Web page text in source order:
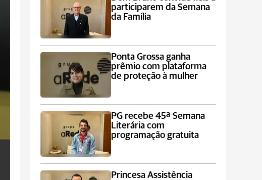
participarem da Semana
da Família
Ponta Grossa ganha
prêmio com plataforma
de proteção à mulher
PG recebe 45ª Semana
Literária com
programação gratuita
Princesa Assistência